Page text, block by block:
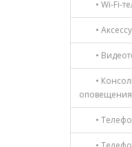
• Wi-Fi-
•
•
•
оповещения
•